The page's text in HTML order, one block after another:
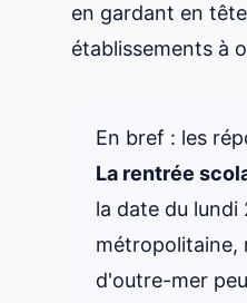
en gardant en
établissements à
En bref : les
La rentrée
la date du lundi
métropolitaine,
d'outre-mer